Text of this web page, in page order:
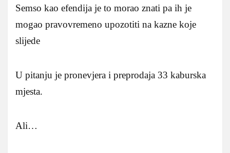
Semso kao efendija je to morao znati pa ih je
mogao pravovremeno upozotiti na kazne koje
slijede
U pitanju je pronevjera i preprodaja 33 kaburska
mjesta.
Ali…